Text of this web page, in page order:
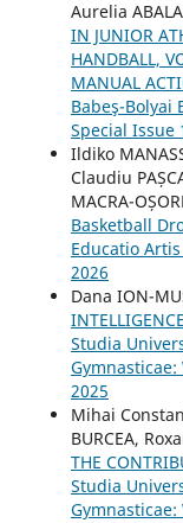
Aurelia
IN JUNIOR
HANDBALL,
MANUAL
Babeş-Bolyai
Special Issue
Ildiko
Claudiu
MACRA-
Basketball
Educatio
2026
Dana ION-
Studia
2025
Mihai
BURCEA,
THE
Studia
Gymnasticae: